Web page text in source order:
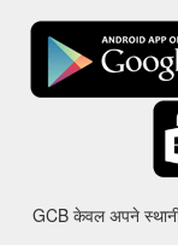
GCB केवल अपने